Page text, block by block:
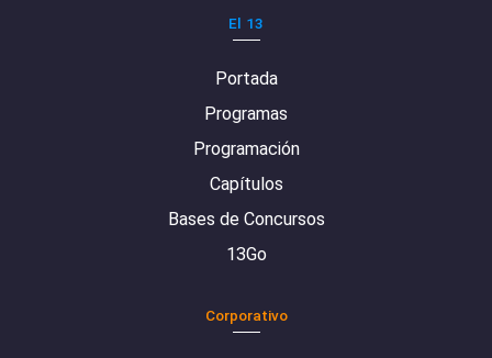
El 13
Portada
Programas
Programación
Capítulos
Bases de Concursos
13Go
Corporativo